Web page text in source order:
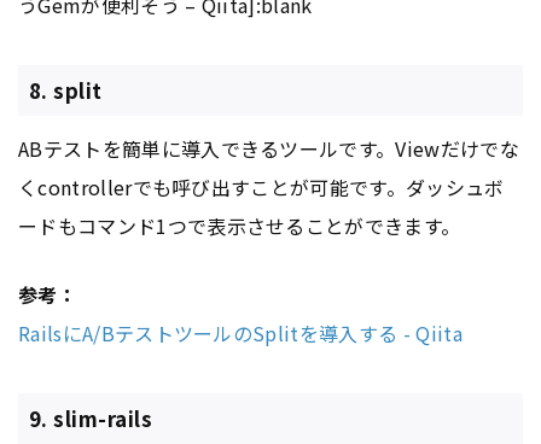
8. split
ABテストを簡単に導入できるツールです。Viewだけでな
くcontrollerでも呼び出すことが可能です。ダッシュボ
ードもコマンド1つで表示させることができます。
参考：
RailsにA/BテストツールのSplitを導入する - Qiita
9. slim-rails